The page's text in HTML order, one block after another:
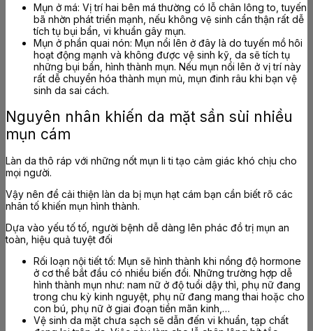
Mụn ở má: Vị trí hai bên má thường có lỗ chân lông to, tuyến
bã nhờn phát triển mạnh, nếu không vệ sinh cẩn thận rất dễ
tích tụ bụi bẩn, vi khuẩn gây mụn.
Mụn ở phần quai nón: Mụn nổi lên ở đây là do tuyến mồ hôi
hoạt động mạnh và không được vệ sinh kỹ, da sẽ tích tụ
những bụi bẩn, hình thành mụn. Nếu mụn nổi lên ở vị trí này
rất dễ chuyển hóa thành mụn mủ, mụn đinh râu khi bạn vệ
sinh da sai cách.
Nguyên nhân khiến da mặt sần sùi nhiều
mụn cám
Làn da thô ráp với những nốt mụn li ti tạo cảm giác khó chịu cho
mọi người.
Vậy nên để cải thiện làn da bị mụn hạt cám bạn cần biết rõ các
nhân tố khiến mụn hình thành.
Dựa vào yếu tố tố, người bệnh dễ dàng lên phác đồ trị mụn an
toàn, hiệu quả tuyệt đối
Rối loạn nội tiết tố: Mụn sẽ hình thành khi nồng độ hormone
ở cơ thể bắt đầu có nhiều biến đổi. Những trường hợp dễ
hình thành mụn như: nam nữ ở độ tuổi dậy thì, phụ nữ đang
trong chu kỳ kinh nguyệt, phụ nữ đang mang thai hoặc cho
con bú, phụ nữ ở giai đoạn tiền mãn kinh,…
Vệ sinh da mặt chưa sạch sẽ dẫn đến vi khuẩn, tạp chất